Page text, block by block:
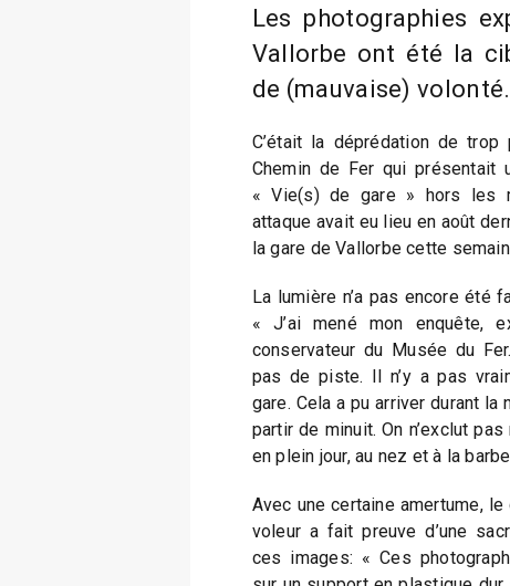
Les photographies
Vallorbe ont été la
de (mauvaise) volonté.
C’était la déprédation de
Chemin de Fer qui présentait
« Vie(s) de gare » hors les
attaque avait eu lieu en août
la gare de Vallorbe cette
La lumière n’a pas encore été
« J’ai mené mon enquête,
conservateur du Musée du
pas de piste. Il n’y a pas
gare. Cela a pu arriver durant
partir de minuit. On n’exclut
en plein jour, au nez et à la
Avec une certaine amertume,
voleur a fait preuve d’une
ces images: « Ces